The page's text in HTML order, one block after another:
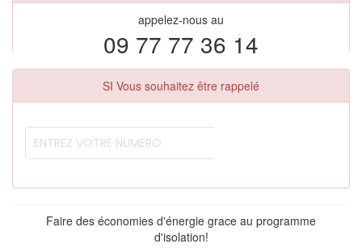
appelez-nous au
09 77 77 36 14
SI Vous souhaitez être rappelé
Faire des économies d'énergie grace au programme
d'isolation!